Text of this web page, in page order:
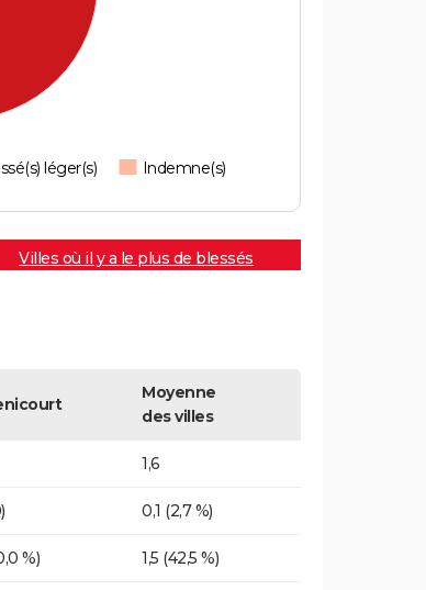
léger(s) Indemne(s)
Villes où il y a le plus de blessés
Moyenne
des villes
1,6
0,1 (2,7 %)
%) 1,5 (42,5 %)